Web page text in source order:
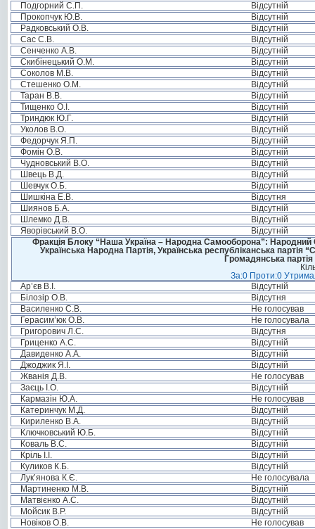
Подгорний С.П.
Відсутній
Прокопчук Ю.В.
Відсутній
Радковський О.В.
Відсутній
Сас С.В.
Відсутній
Сенченко А.В.
Відсутній
Скибінецький О.М.
Відсутній
Соколов М.В.
Відсутній
Стешенко О.М.
Відсутній
Таран В.В.
Відсутній
Тищенко О.І.
Відсутній
Триндюк Ю.Г.
Відсутній
Уколов В.О.
Відсутній
Федорчук Я.П.
Відсутній
Фомін О.В.
Відсутній
Чудновський В.О.
Відсутній
Швець В.Д.
Відсутній
Шевчук О.Б.
Відсутній
Шишкіна Е.В.
Відсутня
Шиянов Б.А.
Відсутній
Шлемко Д.В.
Відсутній
Яворівський В.О.
Відсутній
Фракція Блоку “Наша Україна – Народна Самооборона”: Народний
Українська Народна Партія, Українська республіканська
Громадянська
За:0 Проти:0
Ар’єв В.І.
Відсутній
Білозір О.В.
Відсутня
Василенко С.В.
Не голосував
Герасим’юк О.В.
Не голосувала
Григорович Л.С.
Відсутня
Гриценко А.С.
Відсутній
Давиденко А.А.
Відсутній
Джоджик Я.І.
Відсутній
Жванія Д.В.
Не голосував
Заєць І.О.
Відсутній
Кармазін Ю.А.
Не голосував
Катеринчук М.Д.
Відсутній
Кириленко В.А.
Відсутній
Ключковський Ю.Б.
Відсутній
Коваль В.С.
Відсутній
Кріль І.І.
Відсутній
Куликов К.Б.
Відсутній
Лук’янова К.Є.
Не голосувала
Мартиненко М.В.
Відсутній
Матвієнко А.С.
Відсутній
Мойсик В.Р.
Відсутній
Новіков О.В.
Не голосував